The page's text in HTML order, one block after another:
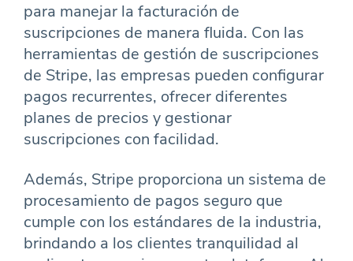
para manejar la facturación de
suscripciones de manera fluida. Con las
herramientas de gestión de suscripciones
de Stripe, las empresas pueden configurar
pagos recurrentes, ofrecer diferentes
planes de precios y gestionar
suscripciones con facilidad.
Además, Stripe proporciona un sistema de
procesamiento de pagos seguro que
cumple con los estándares de la industria,
brindando a los clientes tranquilidad al